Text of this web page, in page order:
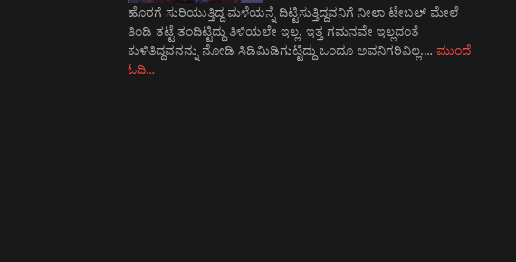
ಹೊರಗೆ ಸುರಿಯುತ್ತಿದ್ದ ಮಳೆಯನ್ನೆ ದಿಟ್ಟಿಸುತ್ತಿದ್ದವನಿಗೆ ನೀಲಾ ಟೇಬಲ್ ಮೇಲೆ
ತಿಂಡಿ ತಟ್ಟೆ ತಂದಿಟ್ಟಿದ್ದು ತಿಳಿಯಲೇ ಇಲ್ಲ. ಇತ್ತ ಗಮನವೇ ಇಲ್ಲದಂತೆ
ಕುಳಿತಿದ್ದವನನ್ನು ನೋಡಿ ಸಿಡಿಮಿಡಿಗುಟ್ಟಿದ್ದು ಒಂದೂ ಅವನಿಗರಿವಿಲ್ಲ.…ಮುಂದೆ
ಓದಿ…